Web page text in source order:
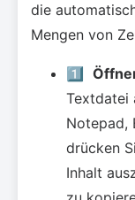
die
Mengen von
1️⃣
Textdatei
Notepad,
drücken
Inhalt